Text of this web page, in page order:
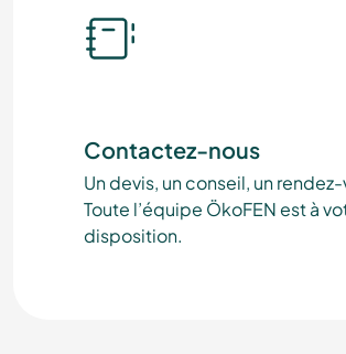
Contactez-nous
Un devis, un conseil, un rendez-
Toute l’équipe ÖkoFEN est à
disposition.